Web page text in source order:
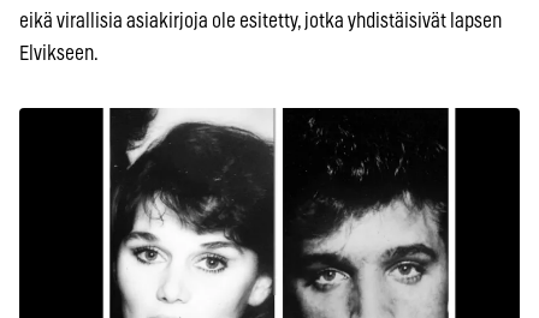
eikä virallisia asiakirjoja ole esitetty, jotka yhdistäisivät lapsen
Elvikseen.